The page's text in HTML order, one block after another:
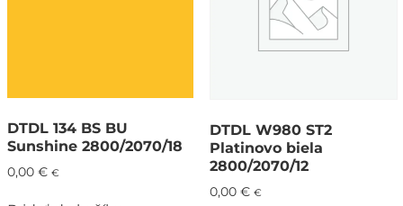
DTDL 134 BS BU
Sunshine 2800/2070/18
0,00 € €
DTDL W980 ST2
Platinovo biela
2800/2070/12
0,00 € €